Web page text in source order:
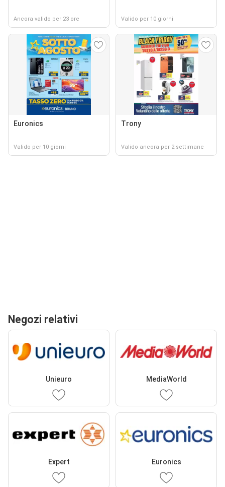
Ancora valido per 23 ore Valido per 10 giorni
Euronics
Valido per 10 giorni
Trony
Valido ancora per 2 settimane
Negozi relativi
Unieuro MediaWorld
Expert Euronics